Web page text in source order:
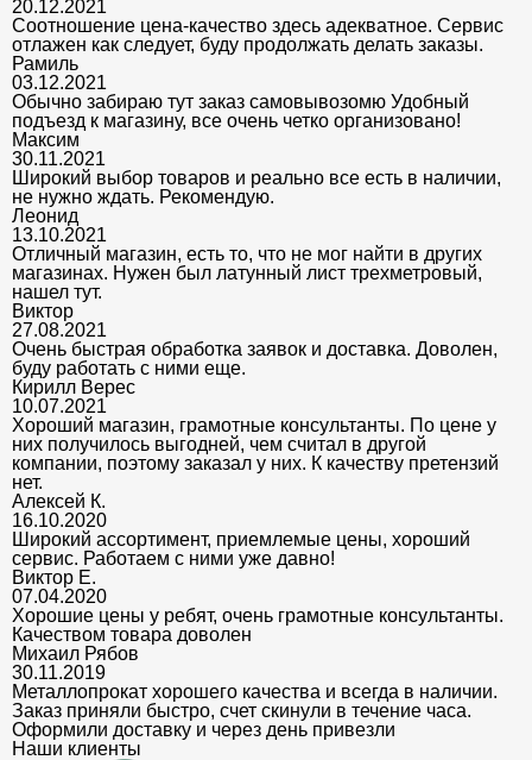
20.12.2021
Соотношение цена-качество здесь адекватное. Сервис
отлажен как следует, буду продолжать делать заказы.
Рамиль
03.12.2021
Обычно забираю тут заказ самовывозомю Удобный
подъезд к магазину, все очень четко организовано!
Максим
30.11.2021
Широкий выбор товаров и реально все есть в наличии,
не нужно ждать. Рекомендую.
Леонид
13.10.2021
Отличный магазин, есть то, что не мог найти в других
магазинах. Нужен был латунный лист трехметровый,
нашел тут.
Виктор
27.08.2021
Очень быстрая обработка заявок и доставка. Доволен,
буду работать с ними еще.
Кирилл Верес
10.07.2021
Хороший магазин, грамотные консультанты. По цене у
них получилось выгодней, чем считал в другой
компании, поэтому заказал у них. К качеству претензий
нет.
Алексей К.
16.10.2020
Широкий ассортимент, приемлемые цены, хороший
сервис. Работаем с ними уже давно!
Виктор Е.
07.04.2020
Хорошие цены у ребят, очень грамотные консультанты.
Качеством товара доволен
Михаил Рябов
30.11.2019
Металлопрокат хорошего качества и всегда в наличии.
Заказ приняли быстро, счет скинули в течение часа.
Оформили доставку и через день привезли
Наши клиенты